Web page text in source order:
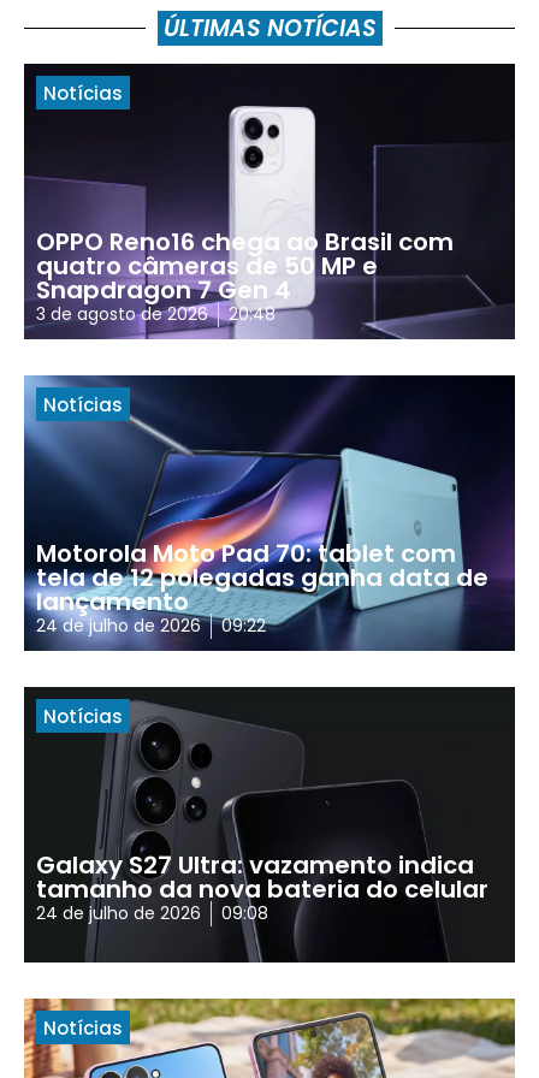
ÚLTIMAS NOTÍCIAS
Notícias
OPPO Reno16 chega ao Brasil com
quatro câmeras de 50 MP e
Snapdragon 7 Gen 4
3 de agosto de 2026 20:48
Notícias
Motorola Moto Pad 70: tablet com
tela de 12 polegadas ganha data de
lançamento
24 de julho de 2026 09:22
Notícias
Galaxy S27 Ultra: vazamento indica
tamanho da nova bateria do celular
24 de julho de 2026 09:08
Notícias